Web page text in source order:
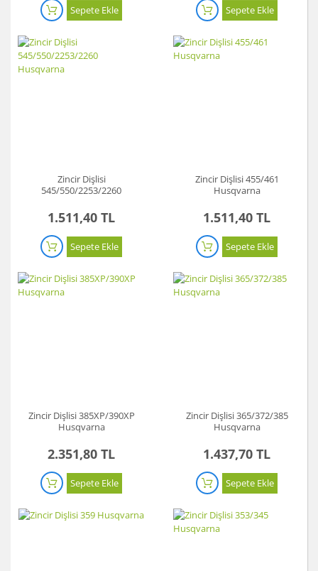
Sepete Ekle Sepete Ekle
Zincir Dişlisi
545/550/2253/2260
1.511,40 TL
Sepete Ekle
Zincir Dişlisi 455/461
Husqvarna
1.511,40 TL
Sepete Ekle
Zincir Dişlisi 385XP/390XP
Husqvarna
2.351,80 TL
Sepete Ekle
Zincir Dişlisi 365/372/385
Husqvarna
1.437,70 TL
Sepete Ekle